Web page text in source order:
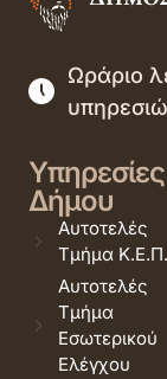
Ωράριο
Υπηρεσίες
Δήμου
Αυτοτελές
Τμήμα Κ.Ε.Π.
Αυτοτελές
Τμήμα
Εσωτερικού
Ελέγχου